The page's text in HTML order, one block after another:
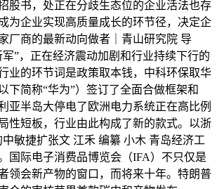
书，处正在分歧生态位的企业活法也存
为企业实现高质量成长的环节径，决定企
厂商的最新动向做者｜青山研究院 导
”，正在经济震动加剧和行业持续下行的
业的环节词是政策取本钱，中科环保取华
下简称“华为”）签订了全面合做框架和
亚半岛大停电了欧洲电力系统正在高比例
性短板，行业由此构成了新的款式。以浙
敏捷扩张文 江禾 编纂 小木 青岛经济工
国际电子消费品博览会（IFA）不只仅是
领会新产物的窗口，而将来十年。特朗普